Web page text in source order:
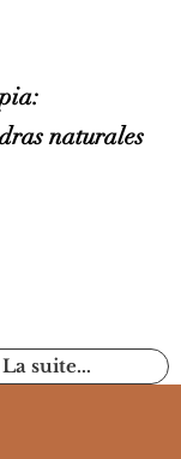
naturales
La suite...